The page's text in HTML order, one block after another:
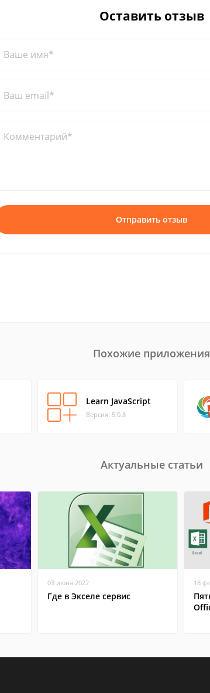
Оставить отзыв
Ваше имя*
Ваш email*
Комментарий*
Отправить отзыв
Похожие приложения
Learn JavaScript
Версия: 5.0.8
Актуальные статьи
03 июня 2022
Где в Экселе сервис
18